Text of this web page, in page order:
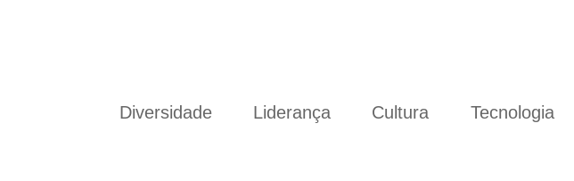
Diversidade Liderança Cultura Tecnologia